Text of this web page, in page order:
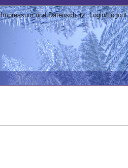
Impressum und Datenschutz Login/Logout